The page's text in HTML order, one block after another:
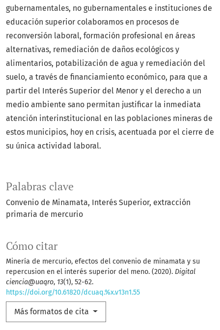
Palabras clave
Convenio de Minamata, Interés Superior extracción
primaria de mercurio
Cómo citar
Minería de mercurio, efectos del convenio de minamata y su
repercusion en el interés superior del meno. (2020). Digital
ciencia@uaqro, 13(1), 52-62.
https://doi.org/10.61820/dcuaq.%x.v13n1.55
Más formatos de cita
gubernamentales, no gubernamentales e instituciones de
educación superior colaboramos en procesos de
reconversión laboral, formación profesional en áreas
alternativas, remediación de daños ecológicos y
alimentarios, potabilización de agua y remediación del
suelo, a través de financiamiento económico, para que a
partir del Interés Superior del Menor y el derecho a un
medio ambiente sano permitan justificar la inmediata
atención interinstitucional en las poblaciones mineras de
estos municipios, hoy en crisis, acentuada por el cierre de
su única actividad laboral.